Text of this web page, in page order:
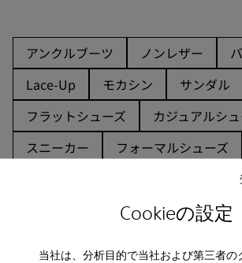
Cookieの設定
当社は、分析目的で当社および第三者の
アンクルブーツ ノンレザー
Lace-Up
モカシン サンダル
フラットシューズ
カジュアルシ
スニーカー
フォーマルシューズ